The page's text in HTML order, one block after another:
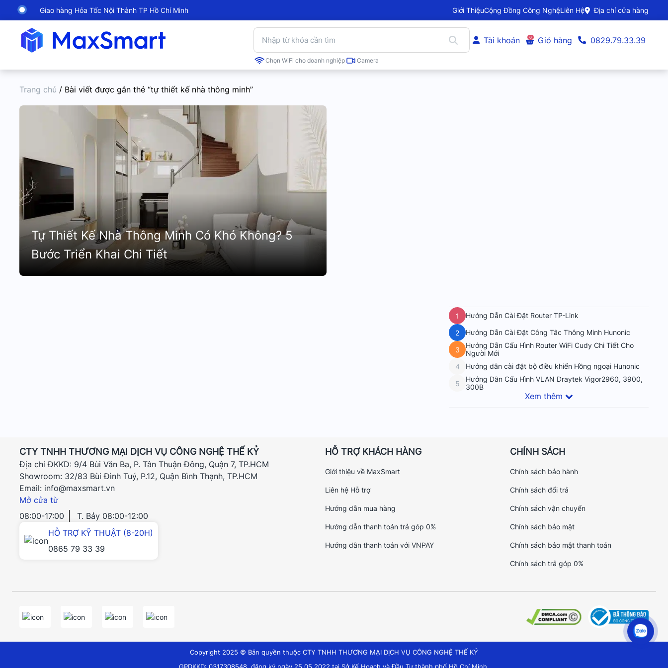
Giao hàng Hỏa Tốc Nội Thành TP Hồ Chí Minh Giới ThiệuCộng Đồng Công NghệLiên Hệ Địa chỉ cửa hàng
Chọn WiFi cho doanh nghiệp Camera
Tài khoản 0 Giỏ hàng 0829.79.33.39
Trang chủ / Bài viết được gắn thẻ “tự thiết kế nhà thông minh”
Tự Thiết Kế Nhà Thông Minh Có Khó Không? 5
Bước Triển Khai Chi Tiết
1 Hướng Dẫn Cài Đặt Router TP-Link
2 Hướng Dẫn Cài Đặt Công Tắc Thông Minh Hunonic
3
Hướng Dẫn Cấu Hình Router WiFi Cudy Chi Tiết Cho
Người Mới
4
Hướng dẫn cài đặt bộ điều khiển Hồng ngoại Hunonic
5
Hướng Dẫn Cấu Hình VLAN Draytek Vigor2960, 3900,
300B
Xem thêm
CTY TNHH THƯƠNG MẠI DỊCH VỤ CÔNG NGHỆ THẾ KỶ
Địa chỉ ĐKKD: 9/4 Bùi Văn Ba, P. Tân Thuận Đông, Quận 7, TP.HCM
Showroom: 32/83 Bùi Đình Tuý, P.12, Quận Bình Thạnh, TP.HCM
Email: info@maxsmart.vn
Mở cửa từ
08:00-17:00
T. Bảy 08:00-12:00
HỖ TRỢ KỸ THUẬT (8-20H)
0865 79 33 39
HỖ TRỢ KHÁCH HÀNG
Giới thiệu về MaxSmart
Liên hệ Hỗ trợ
Hướng dẫn mua hàng
Hướng dẫn thanh toán trả góp 0%
Hướng dẫn thanh toán với VNPAY
CHÍNH SÁCH
Chính sách bảo hành
Chính sách đổi trả
Chính sách vận chuyển
Chính sách bảo mật
Chính sách bảo mật thanh toán
Chính sách trả góp 0%
Copyright 2025 © Bản quyền thuộc CTY TNHH THƯƠNG MẠI DỊCH VỤ CÔNG NGHỆ THẾ KỶ